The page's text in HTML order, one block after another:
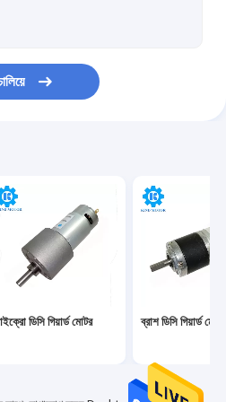
ডিসি গিয়ার্ড মোটর ব্রাশ ডিসি গিয়ার্ড মোটর